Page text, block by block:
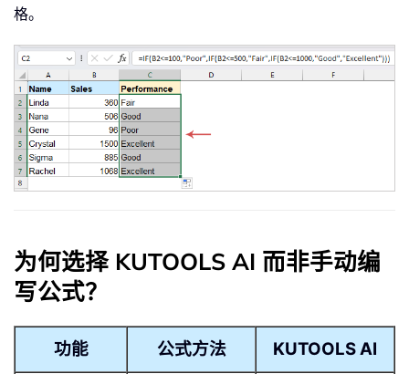
格。
为何选择 KUTOOLS AI 而非手动编
写公式？
功能 公式方法 KUTOOLS AI